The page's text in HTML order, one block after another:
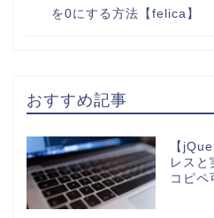
を0にする方法【felica】
おすすめ記事
【
レスと
コピペ